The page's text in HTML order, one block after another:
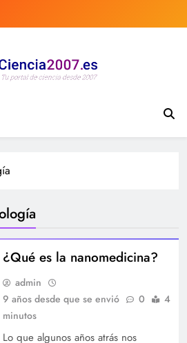
noticias,
medicina, investigación y mucho
¿Qué es la nanomedicina?
admin
9 años desde que se envió
0
4
minutos
Lo que algunos años atrás nos